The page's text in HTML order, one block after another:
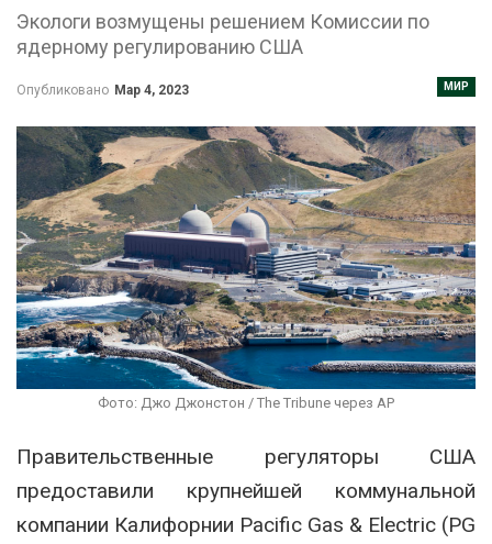
Экологи возмущены решением Комиссии по
ядерному регулированию США
МИР
Опубликовано Мар 4, 2023
Фото: Джо Джонстон / The Tribune через AP
Правительственные регуляторы США
предоставили крупнейшей коммунальной
компании Калифорнии Pacific Gas & Electric (PG